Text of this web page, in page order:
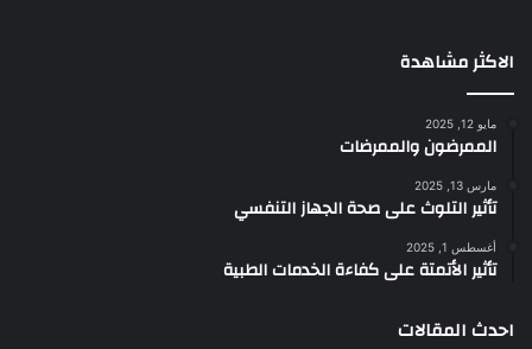
الاكثر مشاهدة
مايو 12, 2025
الممرضون والممرضات
مارس 13, 2025
تأثير التلوث على صحة الجهاز التنفسي
أغسطس 1, 2025
تأثير الأتمتة على كفاءة الخدمات الطبية
احدث المقالات